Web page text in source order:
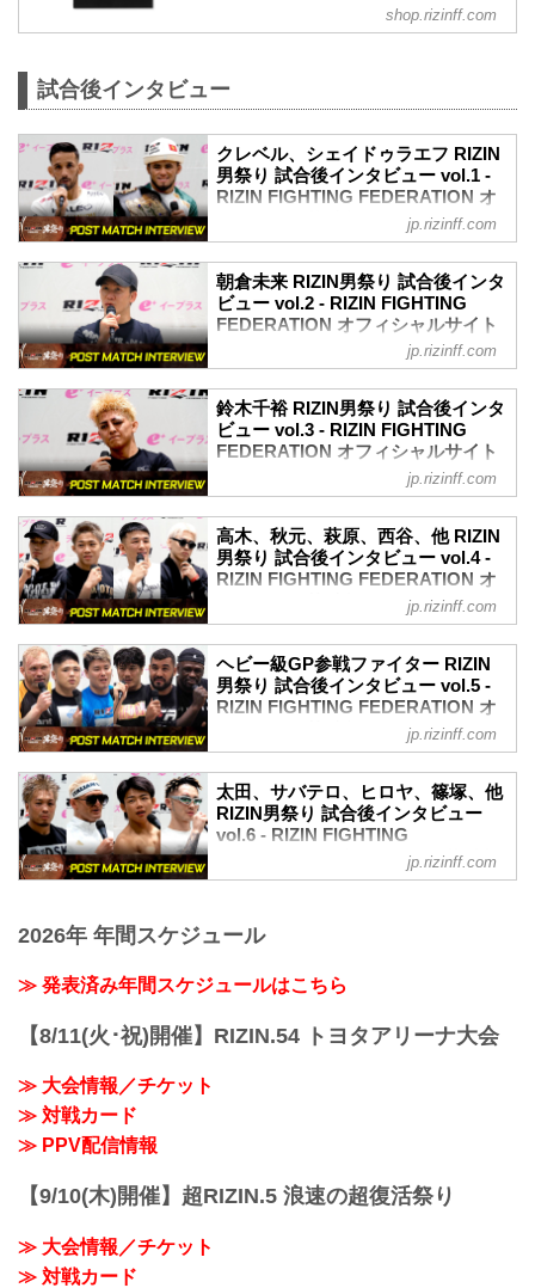
来場・視聴者アンケート 概要
アンケートをご記入いただいた方の中か
RIZIN男祭り 出場選手サイン入りポスタ
ー…抽選3名
回答期限
shop.rizinff.com
試合後インタビュー
クレベル、シェイドゥラエフ RIZIN
男祭り 試合後インタビュー vol.1 -
RIZIN FIGHTING FEDERATION オ
RIZIN男祭りの出場選手たちの試合後イン
タビューを公開！
YouTubeで見る
クレベル・コイケ「私の気持ちはまだチ
ャンピオンだから、落ちない。また必ず
戻ります」
ーー試合後の率直な感想をお聞かせいた
クレベル さみしい、恥ずかしい、悲し
い……全部それな。
ーー対戦相手と実際に戦った印象を教え
てください。
クレベル インプレッションは最初から同
じ。フィジカル強い、最初に強いのがく
jp.rizinff.com
朝倉未来 RIZIN男祭り 試合後インタ
ビュー vol.2 - RIZIN FIGHTING
FEDERATION オフィシャルサイト
5月4日（日）東京ドームにて開催された
タビューを公開！
YouTubeで見る
- YouTube
朝倉未来「ここから新しいショーのはじ
まり」
ーー試合後の率直な感想をお聞かせいた
だけますか。
朝倉 とにかくまあ、泥臭くても絶対勝つ
って決めてたので一旦ホッととしている
かんじですね
ーー試合中、入場も大きな歓声があがり
ましたが、聞こえていましたか？また、
試合前に背中を押されたということはあ
りましたか。
朝倉 そうっすね、まあ入場の時...
jp.rizinff.com
鈴木千裕 RIZIN男祭り 試合後インタ
ビュー vol.3 - RIZIN FIGHTING
FEDERATION オフィシャルサイト
5月4日（日）東京ドームにて開催された
タビューを公開！
YouTubeで見る
- YouTube
鈴木千裕「やることわかってるんで。今
日は負け、そういう日ですよ」
ーー試合後の率直な感想をお聞かせいた
だけますか。
鈴木 まあ、最後に勝ちますよ、もっか
ーー朝倉未来選手と実際に戦った印象を
教えてください。
鈴木 優勝っすか？
ーー印象です。
鈴木 うーん今回は自分との戦いだったの
で、そんなに覚えてないですね。
jp.rizinff.com
高木、秋元、萩原、西谷、他 RIZIN
男祭り 試合後インタビュー vol.4 -
RIZIN FIGHTING FEDERATION オ
RIZIN男祭りの出場選手たちの試合後イン
タビューを公開！
YouTubeで見る
高木凌「負けたんで、出された相手にま
た全力で勝ちに行くっていうだけです」
ーー試合後の率直な感想をお聞かせいた
だけますか。
高木 いやあ、強かったすね、ほんと。ま
じ強かったっす！って感じです（苦
ーー具体的にどういうところが想定より
強かったですか。
高木 なんかやっぱ体の力も強かったし、
うーん。すばらしい未来がある子だな...
jp.rizinff.com
ヘビー級GP参戦ファイター RIZIN
男祭り 試合後インタビュー vol.5 -
RIZIN FIGHTING FEDERATION オ
RIZIN男祭りの出場選手たちの試合後イン
タビューを公開！
YouTubeで見る
い」
だけますか。
てるっていうのと、あとはリング上でも
jp.rizinff.com
太田、サバテロ、ヒロヤ、篠塚、他
RIZIN男祭り 試合後インタビュー
vol.6 - RIZIN FIGHTING
FEDERATION オフィシャルサイト
タビューを公開！
- YouTube
youtu.be
ダニー・サバテロ「井上直樹、首を洗っ
て、待っとけ」
の何にも代えられない。しかもエキサイ
ティングな試合内容で勝つのを見せられ
jp.rizinff.com
2026年 年間スケジュール
≫ 発表済み年間スケジュールはこちら
【8/11(火･祝)開催】RIZIN.54 トヨタアリーナ大会
≫ 大会情報／チケット
≫ 対戦カード
≫ PPV配信情報
【9/10(木)開催】超RIZIN.5 浪速の超復活祭り
≫ 大会情報／チケット
≫ 対戦カード